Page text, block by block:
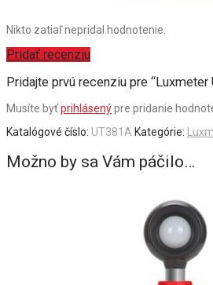
Nikto zatiaľ nepridal hodnotenie.
Pridať recenziu
Pridajte prvú recenziu pre “Luxmeter
Musíte byťprihlásenýpre pridanie
Katalógové číslo: UT381A Kategórie:
Možno by sa Vám páčilo…